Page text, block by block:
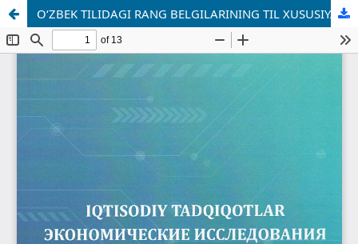
O‘ZBEK TILIDAGI RANG BELGILARINING TIL XUSUSIYATLARI.